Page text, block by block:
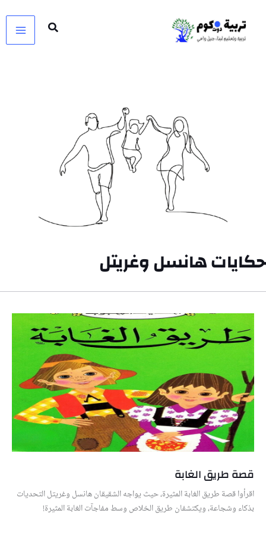
المحتوى
حكايات هانسل وغريتل
قصة طريق الغابة
اقرأوا قصة طريق الغابة المثيرة، حيث يواجه الشقيقان هانسل وغريتل التحديات
بذكاء وشجاعة، ويكتشفان طريق الخلاص وسط مفاجآت الغابة المثيرة!